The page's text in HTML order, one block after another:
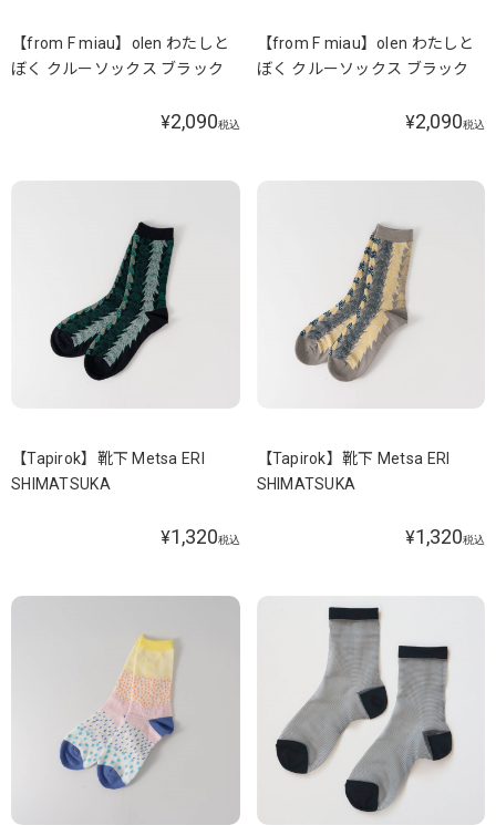
【from F miau】olen わたしと
ぼく クルーソックス ブラック
¥2,090税込
【from F miau】olen わたしと
ぼく クルーソックス ブラック
¥2,090税込
【Tapirok】靴下 Metsa ERI
SHIMATSUKA
¥1,320税込
【Tapirok】靴下 Metsa ERI
SHIMATSUKA
¥1,320税込